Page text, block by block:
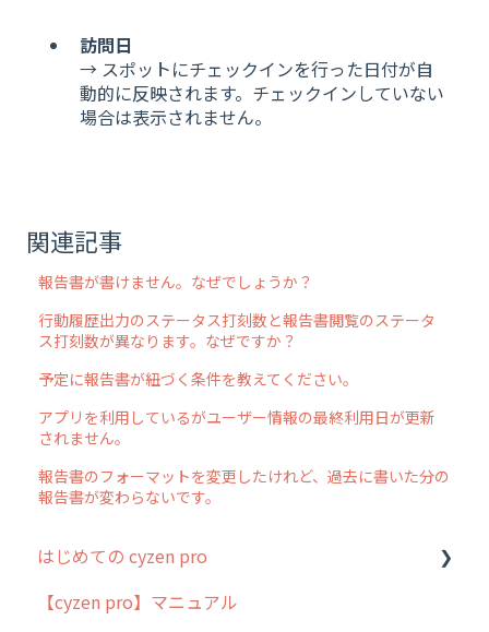
訪問日
→ スポットにチェックインを行った日付が自
動的に反映されます。チェックインしていない
場合は表示されません。
関連記事
報告書が書けません。なぜでしょうか？
行動履歴出力のステータス打刻数と報告書閲覧のステータ
ス打刻数が異なります。なぜですか？
予定に報告書が紐づく条件を教えてください。
アプリを利用しているがユーザー情報の最終利用日が更新
されません。
報告書のフォーマットを変更したけれど、過去に書いた分の
報告書が変わらないです。
はじめての cyzen pro
cyzen pro とは？
【cyzen pro】マニュアル